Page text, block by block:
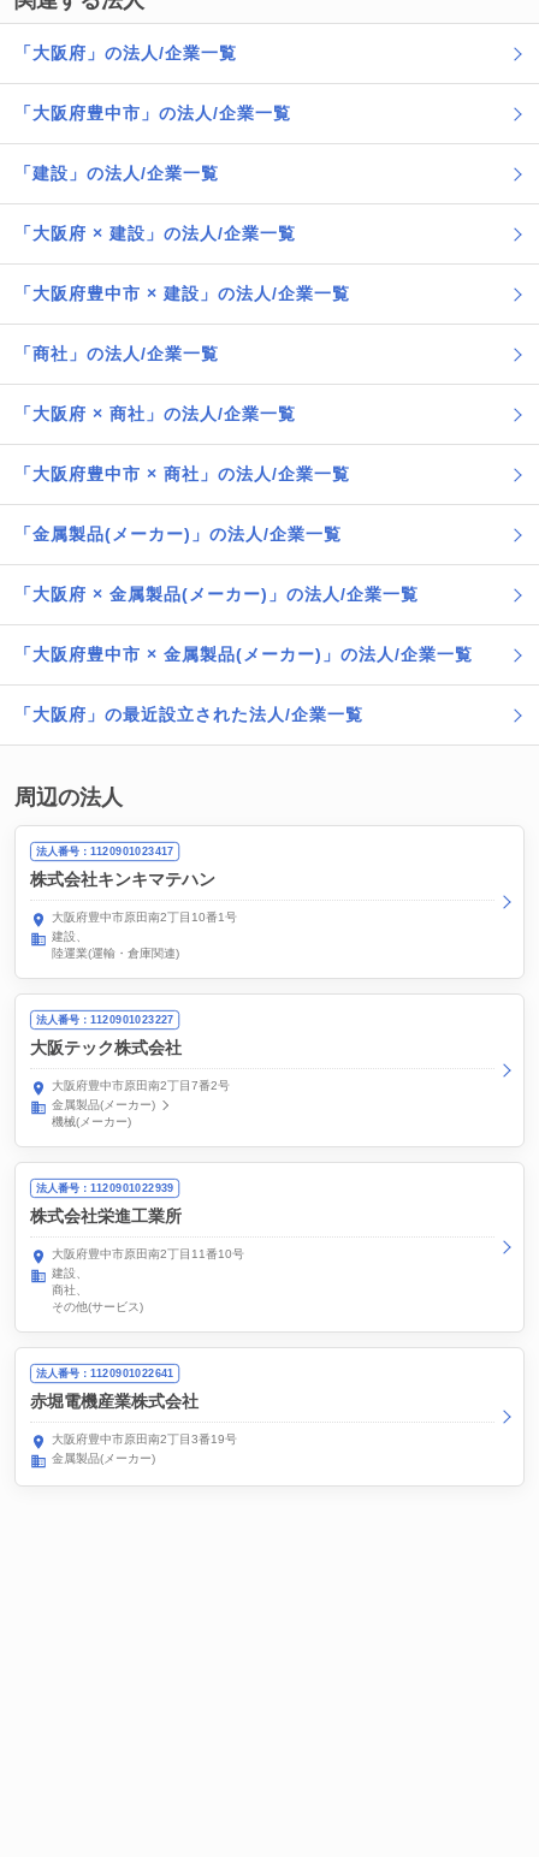
「大阪府」の法人/企業一覧
「大阪府豊中市」の法人/企業一覧
「建設」の法人/企業一覧
「大阪府 × 建設」の法人/企業一覧
「大阪府豊中市 × 建設」の法人/企業一覧
「商社」の法人/企業一覧
「大阪府 × 商社」の法人/企業一覧
「大阪府豊中市 × 商社」の法人/企業一覧
「金属製品(メーカー)」の法人/企業一覧
「大阪府 × 金属製品(メーカー)」の法人/企業一覧
「大阪府豊中市 × 金属製品(メーカー)」の法人/企業一覧
「大阪府」の最近設立された法人/企業一覧
周辺の法人
法人番号：1120901023417
株式会社キンキマテハン
大阪府豊中市原田南2丁目10番1号
建設
陸運業(運輸・倉庫関連)
法人番号：1120901023227
大阪テック株式会社
大阪府豊中市原田南2丁目7番2号
金属製品(メーカー)
機械(メーカー)
法人番号：1120901022939
株式会社栄進工業所
大阪府豊中市原田南2丁目11番10号
建設
商社
その他(サービス)
法人番号：1120901022641
赤堀電機産業株式会社
大阪府豊中市原田南2丁目3番19号
金属製品(メーカー)